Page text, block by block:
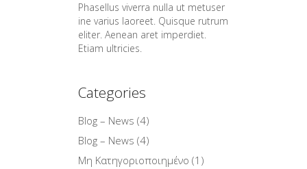
Phasellus viverra nulla ut metuser
ine varius laoreet. Quisque rutrum
eliter. Aenean aret imperdiet.
Etiam ultricies.
Categories
Blog – News (4)
Blog – News (4)
Μη Κατηγοριοποιημένο (1)